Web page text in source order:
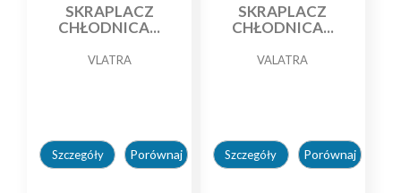
SKRAPLACZ
CHŁODNICA...
VLATRA
Szczegóły Porównaj
SKRAPLACZ
CHŁODNICA...
VALATRA
Szczegóły Porównaj